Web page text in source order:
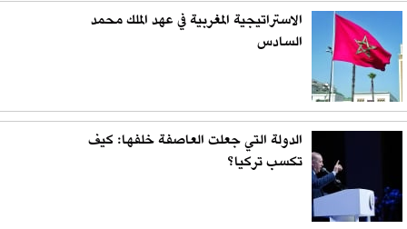
الاستراتيجية المغربية في عهد الملك محمد
السادس
الدولة التي جعلت العاصفة خلفها: كيف
تكسب تركيا؟